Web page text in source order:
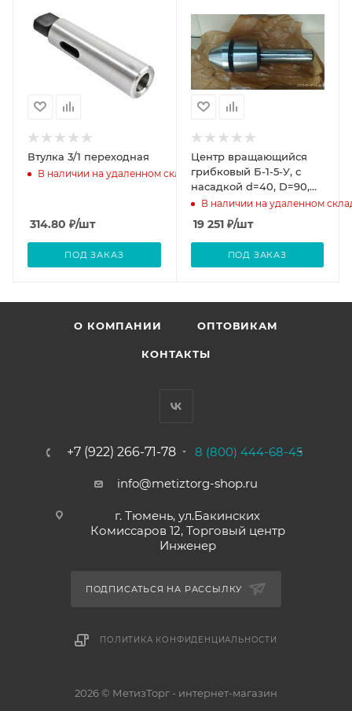
Втулка 3/1 переходная
В наличии на удаленном складе
314.80 ₽/шт
ПОД ЗАКАЗ
Центр вращающийся
грибковый Б-1-5-У, с
насадкой d=40, D=90,
М5В наличии на удаленном
19 251₽/шт
ПОД ЗАКАЗ
О КОМПАНИИ ОПТОВИКАМ
КОНТАКТЫ
+7 (922) 266-71-78 8 (800) 444-68-45
info@metiztorg-shop.ru
г. Тюмень, ул.Бакинских
Комиссаров 12, Торговый центр
Инженер
ПОДПИСАТЬСЯ НА РАССЫЛКУ
ПОЛИТИКА КОНФИДЕНЦИАЛЬНОСТИ
2026 © МетизТорг - интернет-магазин